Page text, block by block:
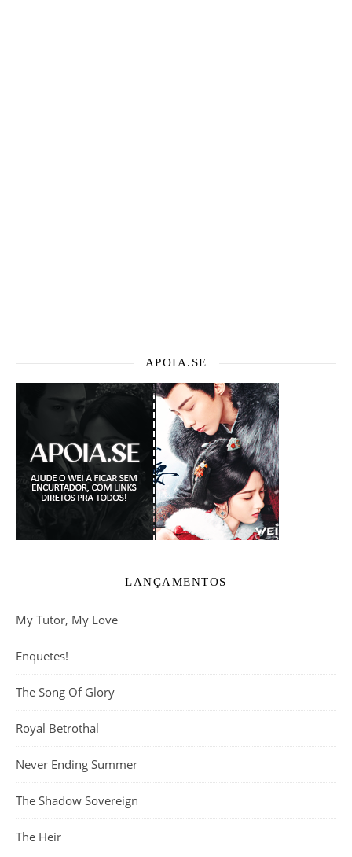
APOIA.SE
LANÇAMENTOS
My Tutor, My Love
Enquetes!
The Song Of Glory
Royal Betrothal
Never Ending Summer
The Shadow Sovereign
The Heir